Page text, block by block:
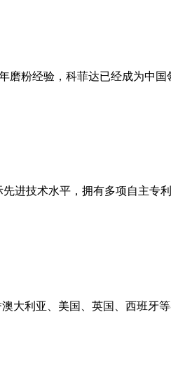
磨粉经验，科菲达已经成为中
进技术水平，拥有多项自主
大利亚、美国、英国、西班